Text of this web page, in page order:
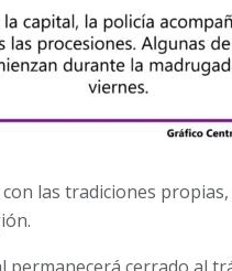
las tradiciones propias,